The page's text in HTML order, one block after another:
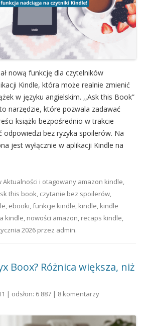
nową funkcję dla czytelników
Kindle, która może realnie zmienić
w języku angielskim. ,,Ask this Book”
narzędzie, które pozwala zadawać
książki bezpośrednio w trakcie
odpowiedzi bez ryzyka spoilerów. Na
jest wyłącznie w aplikacji Kindle na
Aktualności i otagowany amazon kindle,
this book, czytanie bez spoilerów,
, ebooki,funkcje kindle, kindle, kindle
kindle, nowości amazon, recaps kindle,
2026 przez admin.
Boox? Różnica większa, niż
| odsłon: 6 887 | 8 komentarzy